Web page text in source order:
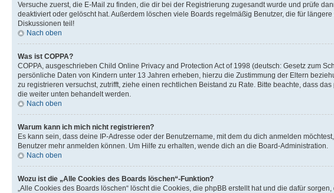
Versuche zuerst, die E-Mail zu finden, die dir bei der Registrierung zugesandt wurde und prüfe
deaktiviert oder gelöscht hat. Außerdem löschen viele Boards regelmäßig Benutzer, die für
Diskussionen teil!
Nach oben
Was ist COPPA?
COPPA, ausgeschrieben Child Online Privacy and Protection Act of 1998 (deutsch: Gesetz zum
persönliche Daten von Kindern unter 13 Jahren erheben, hierzu die Zustimmung der Eltern
zu registrieren versuchst, zutrifft, ziehe einen rechtlichen Beistand zu Rate. Bitte beachte, dass
die weiter unten behandelt werden.
Nach oben
Warum kann ich mich nicht registrieren?
Es kann sein, dass deine IP-Adresse oder der Benutzername, mit dem du dich anmelden
Benutzer mehr anmelden können. Um Hilfe zu erhalten, wende dich an die Board-Administration.
Nach oben
Wozu ist die „Alle Cookies des Boards löschen“-Funktion?
„Alle Cookies des Boards löschen“ löscht die Cookies, die phpBB erstellt hat und die dafür